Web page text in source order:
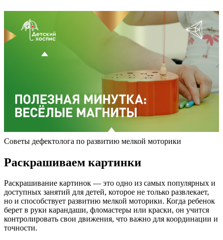
Советы дефектолога по развитию мелкой моторики
Раскрашиваем картинки
Раскрашивание картинок — это одно из самых популярных и
доступных занятий для детей, которое не только развлекает,
но и способствует развитию мелкой моторики. Когда ребенок
берет в руки карандаши, фломастеры или краски, он учится
контролировать свои движения, что важно для координации и
точности.